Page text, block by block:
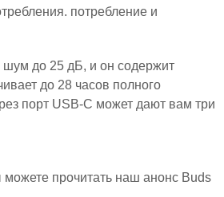
потребление и
шум до 25 дБ, и он содержит
до 28 часов полного
порт USB-C может дают вам три
прочитать наш анонс Buds